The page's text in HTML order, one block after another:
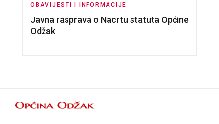
OBAVIJESTI I INFORMACIJE
Javna rasprava o Nacrtu statuta Općine
Odžak